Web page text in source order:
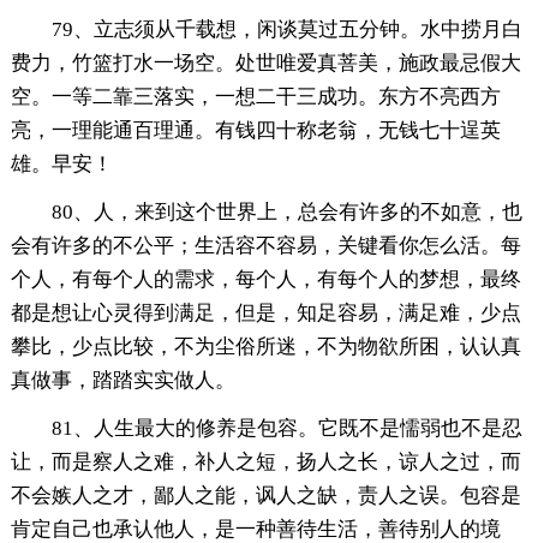
79、立志须从千载想，闲谈莫过五分钟。水中捞月白
费力，竹篮打水一场空。处世唯爱真菩美，施政最忌假大
空。一等二靠三落实，一想二干三成功。东方不亮西方
亮，一理能通百理通。有钱四十称老翁，无钱七十逞英
雄。早安！
80、人，来到这个世界上，总会有许多的不如意，也
会有许多的不公平；生活容不容易，关键看你怎么活。每
个人，有每个人的需求，每个人，有每个人的梦想，最终
都是想让心灵得到满足，但是，知足容易，满足难，少点
攀比，少点比较，不为尘俗所迷，不为物欲所困，认认真
真做事，踏踏实实做人。
81、人生最大的修养是包容。它既不是懦弱也不是忍
让，而是察人之难，补人之短，扬人之长，谅人之过，而
不会嫉人之才，鄙人之能，讽人之缺，责人之误。包容是
肯定自己也承认他人，是一种善待生活，善待别人的境